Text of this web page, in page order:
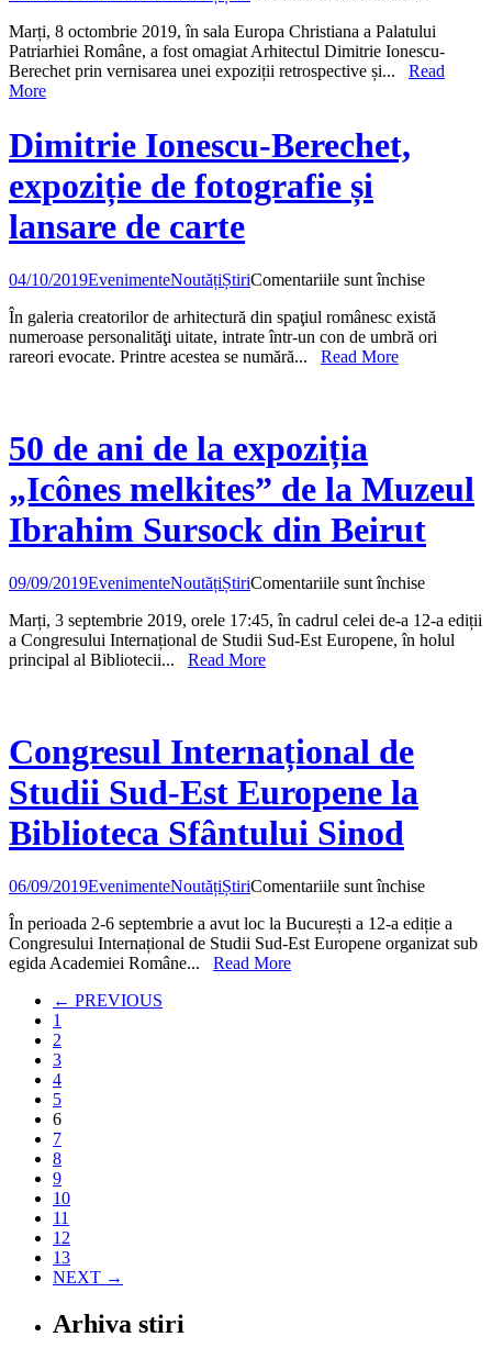
Ionescu-
Berechet,
Arhitectul
Marți, 8 octombrie 2019, în sala Europa Christiana a Palatului
Patriarhiei Române, a fost omagiat Arhitectul Dimitrie Ionescu-
Berechet prin vernisarea unei expoziții retrospective și... Read
More
Dimitrie Ionescu-Berechet,
expoziție de fotografie și
lansare de carte
04/10/2019EvenimenteNoutățiȘtiriComentariile sunt închisepentru
Ionescu-
Berechet,
În galeria creatorilor de arhitectură din spaţiul românesc există
numeroase personalităţi uitate, intrate într-un con de umbră ori
rareori evocate. Printre acestea se numără... Read More
50 de ani de la expoziția
„Icônes melkites” de la Muzeul
Ibrahim Sursock din Beirut
09/09/2019EvenimenteNoutățiȘtiriComentariile sunt închisepentru
de
ani
Marți, 3 septembrie 2019, orele 17:45, în cadrul celei de-a 12-a ediții
a Congresului Internațional de Studii Sud-Est Europene, în holul
principal al Bibliotecii... Read More
Congresul Internațional de
Studii Sud-Est Europene la
Biblioteca Sfântului Sinod
06/09/2019EvenimenteNoutățiȘtiriComentariile sunt închisepentru
de
În perioada 2-6 septembrie a avut loc la București a 12-a ediție a
Congresului Internațional de Studii Sud-Est Europene organizat sub
egida Academiei Române... Read More
← PREVIOUS
1
2
3
4
5
6
7
8
9
10
11
12
13
NEXT →
Arhiva stiri